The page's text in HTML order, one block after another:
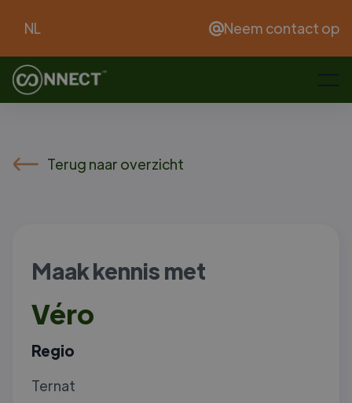
NL Neem contact op
Terug naar overzicht
Maak kennis met
Véro
Regio
Ternat